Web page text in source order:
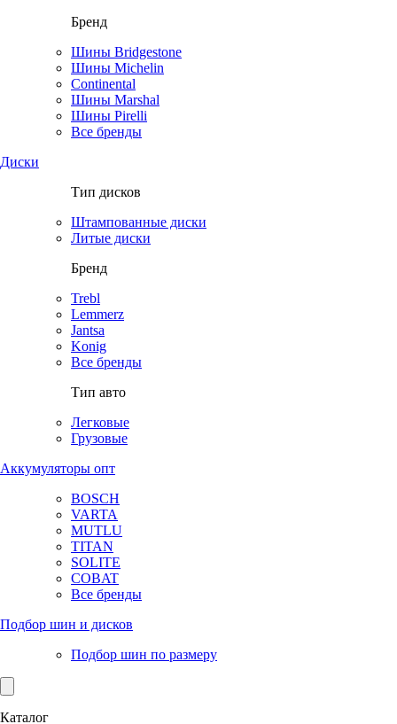
Бренд
Шины Bridgestone
Шины Michelin
Continental
Шины Marshal
Шины Pirelli
Все бренды
Диски
Тип дисков
Штампованные диски
Литые диски
Бренд
Trebl
Lemmerz
Jantsa
Konig
Все бренды
Тип авто
Легковые
Грузовые
Аккумуляторы опт
BOSCH
VARTA
MUTLU
TITAN
SOLITE
COBAT
Все бренды
Подбор шин и дисков
Подбор шин по размеру
Каталог